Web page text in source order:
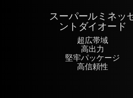
スーパールミネッ
ントダイオード
超広帯域
高出力
堅牢パッケージ
高信頼性